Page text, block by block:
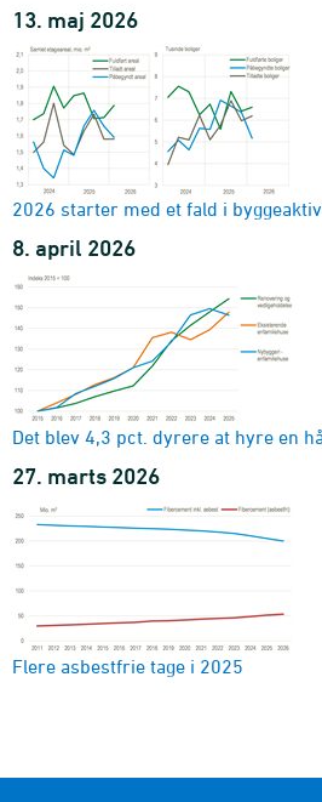
Omkostningsindeks for anlæg
indekstype og enhed
1987-2025
Produktionsindeks for bygge og
branche
2008M01-2025M12 - Indeks
13. maj 2026
2026 starter med et fald i
8. april 2026
Det blev 4,3 pct. dyrere at hyre en
27. marts 2026
Flere asbestfrie tage i 2025